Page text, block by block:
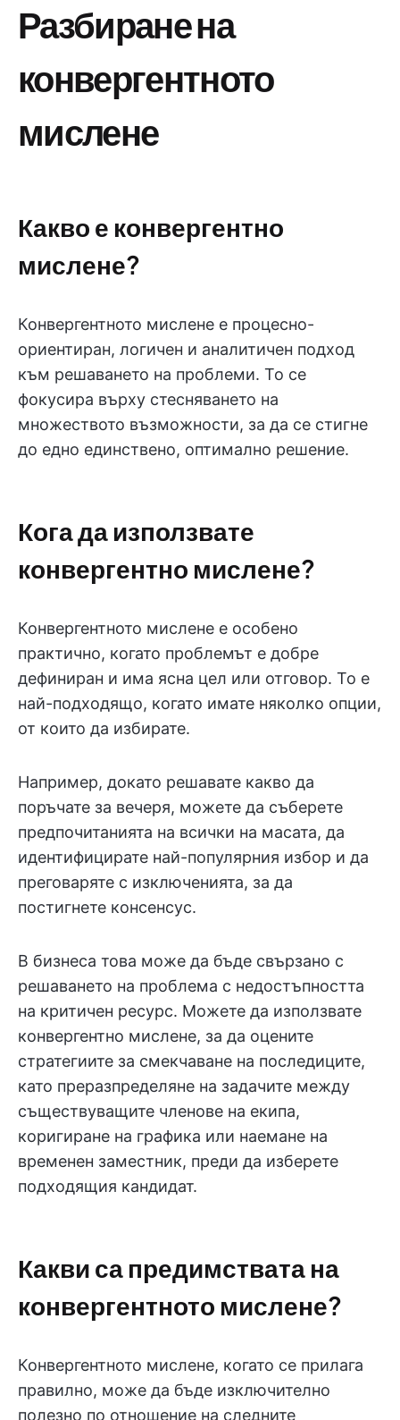
Разбиране на
конвергентното
мислене
Какво е конвергентно
мислене?
Конвергентното мислене е процесно-
ориентиран, логичен и аналитичен подход
към решаването на проблеми. То се
фокусира върху стесняването на
множеството възможности, за да се стигне
до едно единствено, оптимално решение.
Кога да използвате
конвергентно мислене?
Конвергентното мислене е особено
практично, когато проблемът е добре
дефиниран и има ясна цел или отговор. То е
най-подходящо, когато имате няколко опции,
от които да избирате.
Например, докато решавате какво да
поръчате за вечеря, можете да съберете
предпочитанията на всички на масата, да
идентифицирате най-популярния избор и да
преговаряте с изключенията, за да
постигнете консенсус.
В бизнеса това може да бъде свързано с
решаването на проблема с недостъпността
на критичен ресурс. Можете да използвате
конвергентно мислене, за да оцените
стратегиите за смекчаване на последиците,
като преразпределяне на задачите между
съществуващите членове на екипа,
коригиране на графика или наемане на
временен заместник, преди да изберете
подходящия кандидат.
Какви са предимствата на
конвергентното мислене?
Конвергентното мислене, когато се прилага
правилно, може да бъде изключително
полезно по отношение на следните